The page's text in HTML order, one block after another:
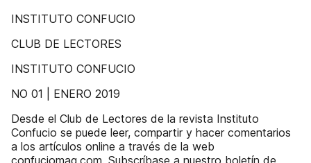
INSTITUTO CONFUCIO
CLUB DE LECTORES
INSTITUTO CONFUCIO
NO 01 | ENERO 2019
Desde el Club de Lectores de la revista Instituto
Confucio se puede leer, compartir y hacer comentarios
a los artículos online a través de la web
confuciomag.com. Subscríbase a nuestro boletín de